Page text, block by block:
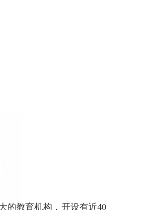
的教育机构，开设有近40